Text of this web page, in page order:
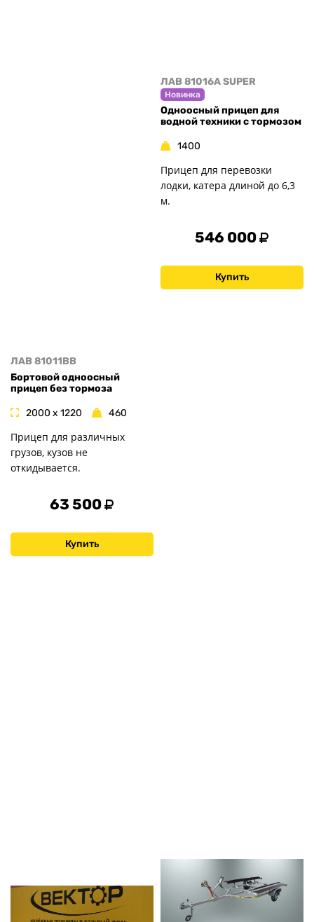
ЛАВ 81011BB
Бортовой одноосный
прицеп без тормоза
2000 x 1220 460
Прицеп для различных
грузов, кузов не
откидывается.
63 500
Купить
ЛАВ 81016A SUPER
Новинка
Одноосный прицеп для
водной техники с тормозом
1400
Прицеп для перевозки
лодки, катера длиной до 6,3
м.
546 000
Купить